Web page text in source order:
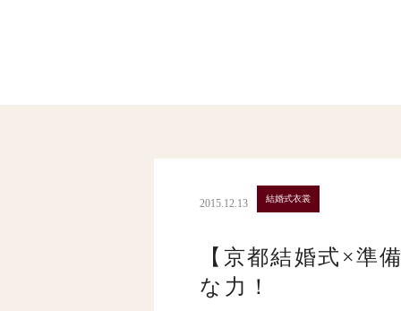
2015.12.13 結婚式衣裳
【京都結婚式×準
な力！